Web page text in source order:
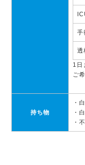
手
透
1日
ご
持ち物
・
・
・